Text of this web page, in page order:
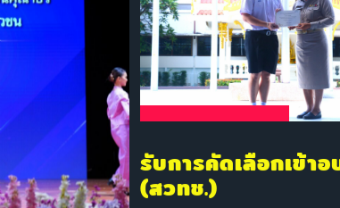
รับการคัดเลือกเข้า
(สวทช.)